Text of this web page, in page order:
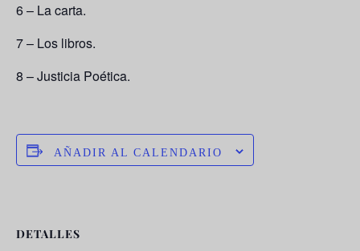
6 – La carta.
7 – Los libros.
8 – Justicia Poética.
AÑADIR AL CALENDARIO
DETALLES